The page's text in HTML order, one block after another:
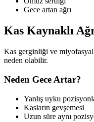
Gece artan ağrı
Kas Kaynaklı
Kas gerginliği ve miyofasyal
neden olabilir.
Neden Gece Artar?
Yanlış uyku
Kasların gevşemesi
Uzun süre aynı